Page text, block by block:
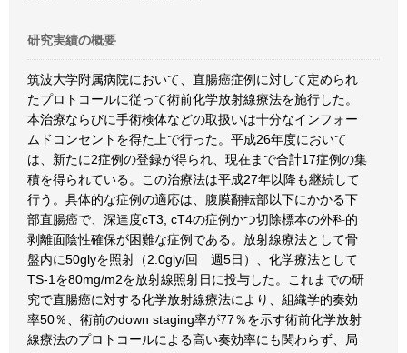
研究実績の概要
筑波大学附属病院において、直腸癌症例に対して定められ
たプロトコールに従って術前化学放射線療法を施行した。
本治療ならびに手術検体などの取扱いは十分なインフォー
ムドコンセントを得た上で行った。平成26年度において
は、新たに2症例の登録が得られ、現在まで合計17症例の集
積を得られている。この治療法は平成27年以降も継続して
行う。具体的な症例の適応は、腹膜翻転部以下にかかる下
部直腸癌で、深達度cT3, cT4の症例かつ切除標本の外科的
剥離面陰性確保が困難な症例である。放射線療法として骨
盤内に50glyを照射（2.0gly/回 週5日）、化学療法として
TS-1を80mg/m2を放射線照射日に投与した。これまでの研
究で直腸癌に対する化学放射線療法により、組織学的奏効
率50％、術前のdown staging率が77％を示す術前化学放射
線療法のプロトコールによる高い奏効率にも関わらず、局